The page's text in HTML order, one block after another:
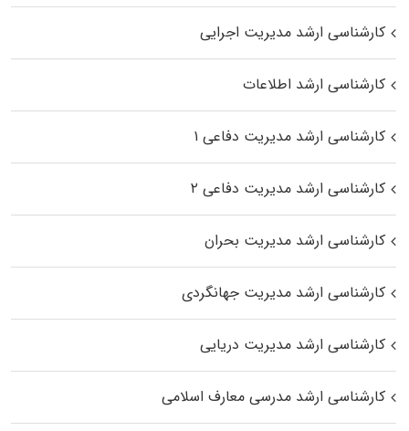
کارشناسی ارشد مدیریت اجرایی
کارشناسی ارشد اطلاعات
کارشناسی ارشد مدیریت دفاعی ۱
کارشناسی ارشد مدیریت دفاعی ۲
کارشناسی ارشد مدیریت بحران
کارشناسی ارشد مدیریت جهانگردی
کارشناسی ارشد مدیریت دریایی
کارشناسی ارشد مدرسی معارف اسلامی